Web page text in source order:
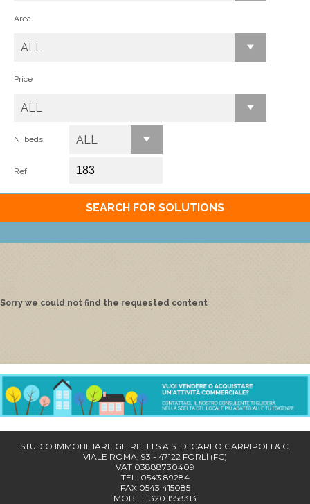
Area
ALL
Price
ALL
N. beds ALL
Ref
SEARCH FOR SOLUTIONS
Sorry we could not find the requested content
STUDIO IMMOBILIARE GHIRELLI S.A.S. DI CARLO GARRIPOLI & C.
VIALE ROMA, 93 - 47122 FORLÌ (FC)
VAT 03888730409
TEL. 0543 89284
FAX 0543 415085
MOBILE 320 1558313